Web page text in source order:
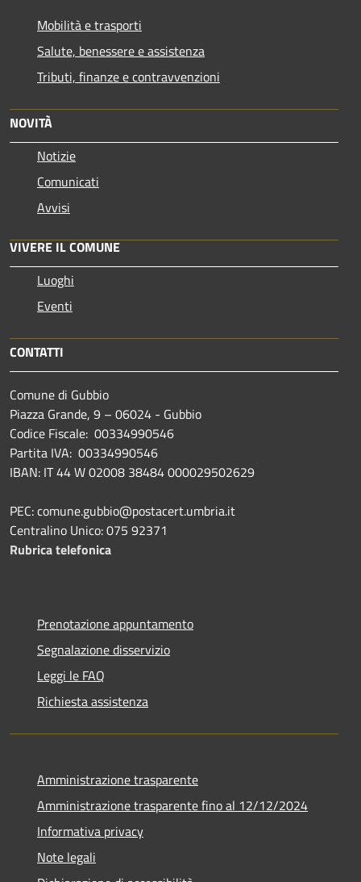
Mobilità e trasporti
Salute, benessere e assistenza
Tributi, finanze e contravvenzioni
NOVITÀ
Notizie
Comunicati
Avvisi
VIVERE IL COMUNE
Luoghi
Eventi
CONTATTI
Comune di Gubbio
Piazza Grande, 9 – 06024 - Gubbio
Codice Fiscale: 00334990546
Partita IVA: 00334990546
IBAN: IT 44 W 02008 38484 000029502629
PEC: comune.gubbio@postacert.umbria.it
Centralino Unico: 075 92371
Rubrica telefonica
Prenotazione appuntamento
Segnalazione disservizio
Leggi le FAQ
Richiesta assistenza
Amministrazione trasparente
Amministrazione trasparente fino al 12/12/2024
Informativa privacy
Note legali